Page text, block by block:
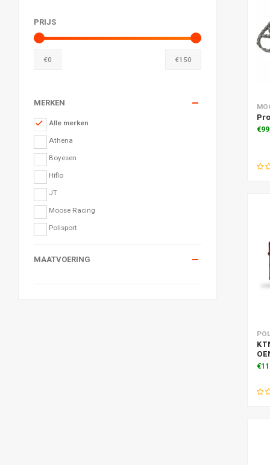
PRIJS
€0 €150
MERKEN
Alle merken
Athena
Boyesen
Hiflo
JT
Moose Racing
Polisport
MAATVOERING